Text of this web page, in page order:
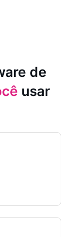
de
usar